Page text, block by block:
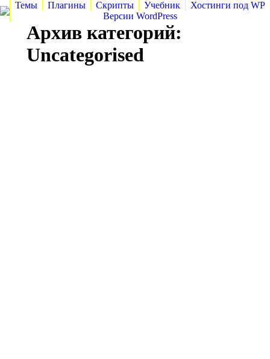
Темы Плагины Скрипты Учебник
Хостинги под WP
Версии WordPress
Архив категорий:
Uncategorised